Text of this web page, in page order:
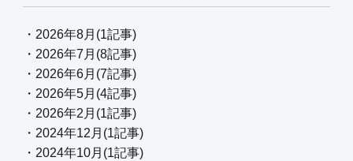
・2026年8月(1記事)
・2026年7月(8記事)
・2026年6月(7記事)
・2026年5月(4記事)
・2026年2月(1記事)
・2024年12月(1記事)
・2024年10月(1記事)